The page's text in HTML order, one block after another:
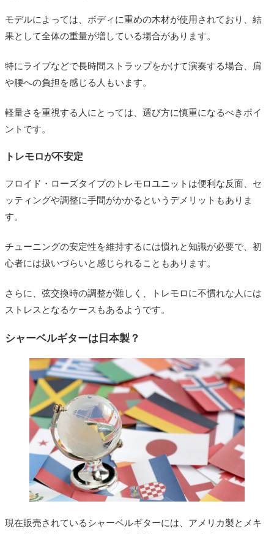
モデルによっては、ボディに重めの木材が使用されており、結
果として全体の重量が増している場合があります。
特にライブなどで長時間ストラップをかけて演奏する場合、肩
や腰への負担を感じる人もいます。
軽量さを重視する人にとっては、選び方に慎重になるべきポイ
ントです。
トレモロが不安定
フロイド・ローズタイプのトレモロユニットは便利な反面、セ
ッティングや調整に手間がかかるというデメリットもありま
す。
チューニングの安定性を維持するには慣れと知識が必要で、初
心者には扱いづらいと感じられることもあります。
さらに、弦交換時の調整が難しく、トレモロに不慣れな人には
ストレスとなるケースもあるようです。
シャーベルギターは日本製？
現在販売されているシャーベルギターには、アメリカ製とメキ